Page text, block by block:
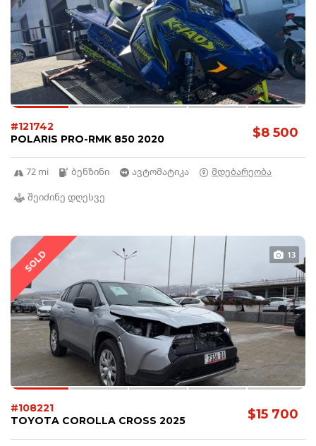
$8 500
#121742
POLARIS PRO-RMK 850 2020
72 mi ბენზინი ავტომატიკა
მდებარეობა
შეიძინე დღესვე
SOLD 13
$15 700
#108221
TOYOTA COROLLA CROSS 2025